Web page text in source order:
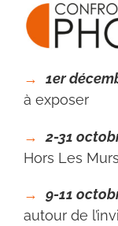
→ 1er
à exposer
→ 2-31
Hors Les Murs
→ 9-11
autour de